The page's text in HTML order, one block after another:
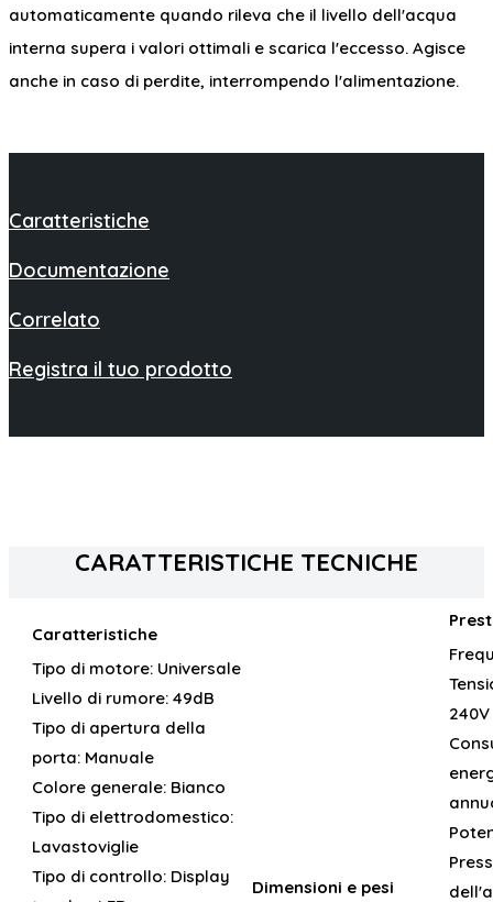
automaticamente quando rileva che il livello dell'acqua
interna supera i valori ottimali e scarica l'eccesso. Agisce
anche in caso di perdite, interrompendo l'alimentazione.
Caratteristiche
Documentazione
Correlato
Registra il tuo prodotto
CARATTERISTICHE TECNICHE
Caratteristiche
Tipo di motore: Universale
Livello di rumore: 49dB
Tipo di apertura della
porta: Manuale
Colore generale: Bianco
Tipo di elettrodomestico:
Lavastoviglie
Tipo di controllo: Display
Dimensioni e pesi
240V